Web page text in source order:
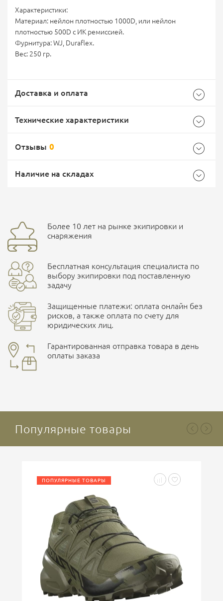
Характеристики:
Материал: нейлон плотностью 1000D , или нейлон
плотностью 500D с ИК ремиссией.
Фурнитура:WJ Duraflex.
Вес: 250 гр.
Доставка и оплата
Доставка Почтой России
EMS Почта России
Доставка курьерской службой СДЭК -
Наличные при самовывозе
подготовки счета.
Технические характеристики
Бренд Stich Profi
Отзывы 0
Ваш отзыв
ОСТАВИТЬ ОТЗЫВ
Наличие на складах
улица Маяковского, 10
ПОДРОБНЕЕ О СКЛАДЕ
Более 10 лет на рынке экипировки и
снаряжения
Бесплатная консультация специалиста по
выбору экипировки под поставленную
задачу
Защищенные платежи: оплата онлайн без
рисков, а также оплата по счету для
юридических лиц.
Гарантированная отправка товара в день
оплаты заказа
Популярные товары
ПОПУЛЯРНЫЕ ТОВАРЫ